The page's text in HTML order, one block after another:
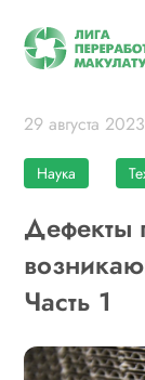
29 августа 2023
Наука
Дефекты
Часть 1